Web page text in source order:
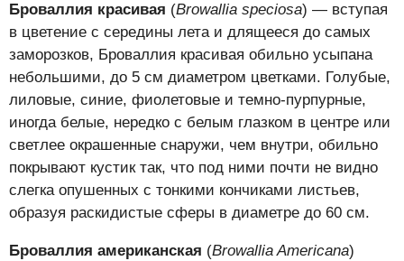
Броваллия красивая (Browallia speciosa) — вступая
в цветение с середины лета и длящееся до самых
заморозков, Броваллия красивая обильно усыпана
небольшими, до 5 см диаметром цветками. Голубые,
лиловые, синие, фиолетовые и темно-пурпурные,
иногда белые, нередко с белым глазком в центре или
светлее окрашенные снаружи, чем внутри, обильно
покрывают кустик так, что под ними почти не видно
слегка опушенных с тонкими кончиками листьев,
образуя раскидистые сферы в диаметре до 60 см.
Броваллия американская (Browallia Americana)